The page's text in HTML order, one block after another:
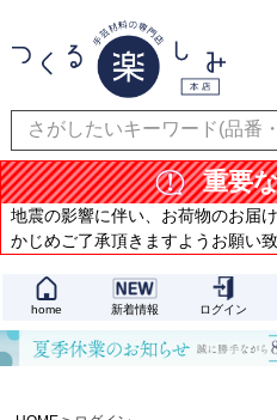
重要
地震の影響に伴い、お荷物のお届
かじめご了承頂きますようお願い
home 新着情報 ログイン